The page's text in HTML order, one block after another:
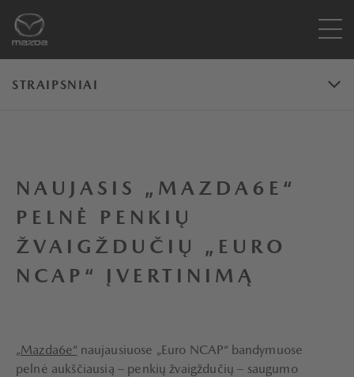
STRAIPSNIAI
NAUJASIS „MAZDA6E“
PELNĖ PENKIŲ
ŽVAIGŽDUČIŲ „EURO
NCAP“ ĮVERTINIMĄ
„Mazda6e“ naujausiuose „Euro NCAP“ bandymuose
pelnė aukščiausią – penkių žvaigždučių – saugumo